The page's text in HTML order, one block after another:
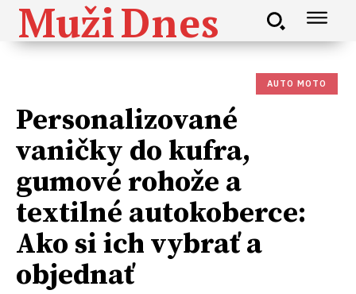
MužiDnes
AUTO MOTO
Personalizované
vaničky do kufra,
gumové rohože a
textilné autokoberce:
Ako si ich vybrať a
objednať